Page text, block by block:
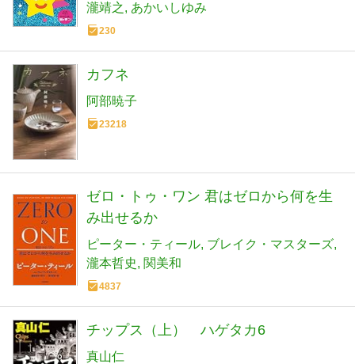
瀧靖之 あかいしゆみ
230
カフネ
阿部暁子
23218
ゼロ・トゥ・ワン 君はゼロから何を生
み出せるか
ピーター・ティール ブレイク・マスターズ
瀧本哲史
関美和
4837
チップス（上） ハゲタカ6
真山仁